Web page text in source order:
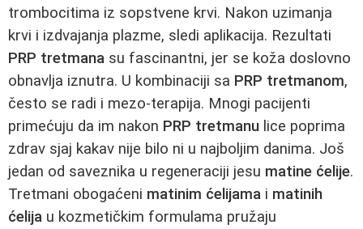
trombocitima iz sopstvene krvi. Nakon uzimanja
krvi i izdvajanja plazme, sledi aplikacija. Rezultati
PRP tretmana su fascinantni, jer se koža doslovno
obnavlja iznutra. U kombinaciji sa PRP tretmanom,
često se radi i mezo-terapija. Mnogi pacijenti
primećuju da im nakon PRP tretmanu lice poprima
zdrav sjaj kakav nije bilo ni u najboljim danima. Još
jedan od saveznika u regeneraciji jesu matine ćelije.
Tretmani obogaćeni matinim ćelijama i matinih
ćelija u kozmetičkim formulama pružaju